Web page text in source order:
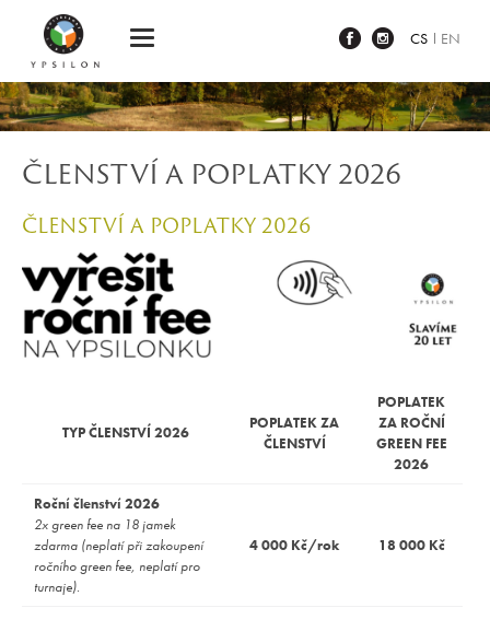
CS EN
ČLENSTVÍ A POPLATKY 2026
ČLENSTVÍ A POPLATKY 2026
TYP ČLENSTVÍ 2026
POPLATEK ZA
ČLENSTVÍ
POPLATEK
ZA ROČNÍ
GREEN FEE
2026
Roční členství 2026
2x green fee na 18 jamek
zdarma (neplatí při zakoupení
ročního green fee, neplatí pro
turnaje).
4 000 Kč/rok 18 000 Kč